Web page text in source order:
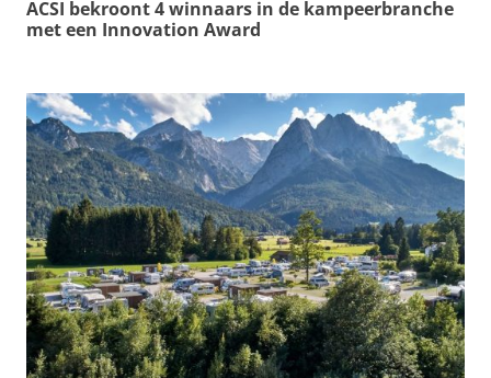
ACSI bekroont 4 winnaars in de kampeerbranche
met een Innovation Award